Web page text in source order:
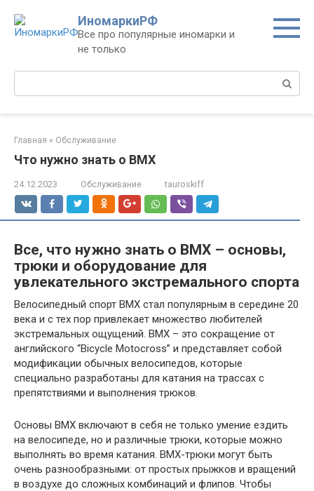
контенту
ИномаркиРФ
Все про популярные иномарки и
не только
Поиск:
Главная » Обслуживание
Что нужно знать о ВМХ
24.12.2023 Обслуживание tauroskiff
Все, что нужно знать о ВМХ – основы,
трюки и оборудование для
увлекательного экстремального спорта
Велосипедный спорт ВМХ стал популярным в середине 20
века и с тех пор привлекает множество любителей
экстремальных ощущений. ВМХ – это сокращение от
английского “Bicycle Motocross” и представляет собой
модификации обычных велосипедов, которые
специально разработаны для катания на трассах с
препятствиями и выполнения трюков.
Основы ВМХ включают в себя не только умение ездить
на велосипеде, но и различные трюки, которые можно
выполнять во время катания. ВМХ-трюки могут быть
очень разнообразными: от простых прыжков и вращений
в воздухе до сложных комбинаций и флипов. Чтобы